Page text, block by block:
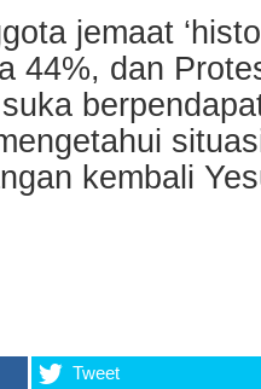
jemaat
44%, dan
kembali
Tweet